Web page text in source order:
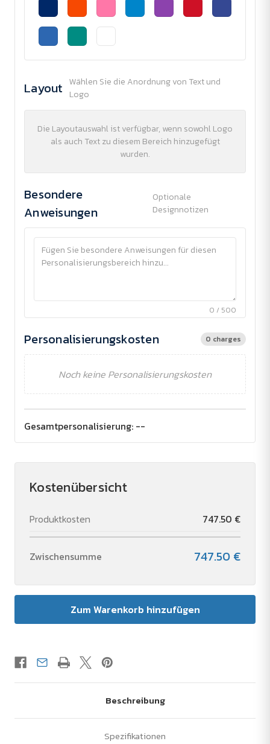
Layout Wählen Sie die Anordnung von Text und
Logo
Die Layoutauswahl ist verfügbar, wenn sowohl Logo
als auch Text zu diesem Bereich hinzugefügt
wurden.
Besondere
Anweisungen
Optionale
Designnotizen
0 / 500
Personalisierungskosten 0 charges
Noch keine Personalisierungskosten
Gesamtpersonalisierung: --
Kostenübersicht
Produktkosten 747.50 €
Zwischensumme 747.50 €
Beschreibung
Spezifikationen